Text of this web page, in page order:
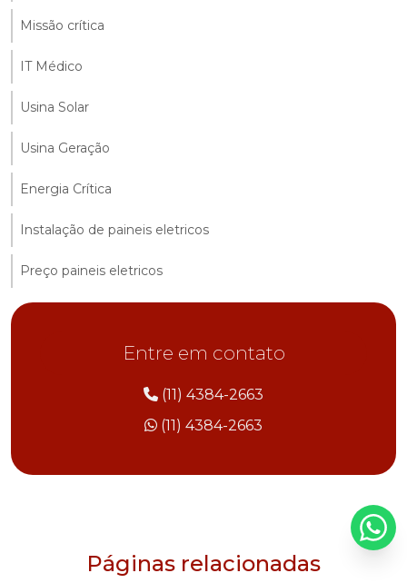
Missão crítica
IT Médico
Usina Solar
Usina Geração
Energia Crítica
Instalação de paineis eletricos
Preço paineis eletricos
Entre em contato
(11) 4384-2663
(11) 4384-2663
Páginas relacionadas